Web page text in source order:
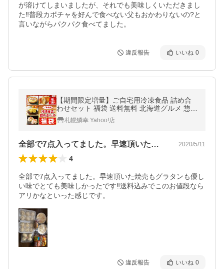
が溶けてしまいましたが、それでも美味しくいただきまし
た‼︎普段カボチャを好んで食べない父もおかわりないの?と
言いながらパクパク食べてました。
違反報告 いいね 0
【期間限定増量】ご自宅用冷凍食品 詰め合
わせセット 福袋 送料無料 北海道グルメ 惣
菜 冷凍 食品 お取り寄せ お試し しゅうま
い わけあり
札幌鱗幸 Yahoo!店
全部で7点入ってました。早速頂いた焼売… 2020/5/11
4
全部で7点入ってました。早速頂いた焼売もグラタンも優し
い味でとても美味しかったです‼︎送料込みでこのお値段なら
アリかなといった感じです。
違反報告 いいね 0